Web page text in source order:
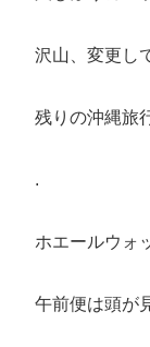
沢山、変更し
残りの沖縄旅
.
ホエールウォ
午前便は頭が